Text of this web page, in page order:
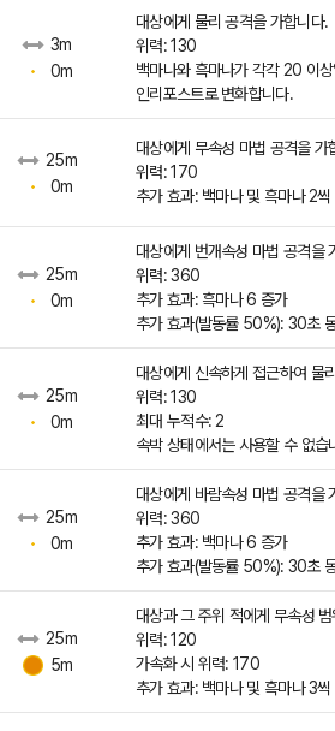
3m
0m
대상에게 물리 공격을 가합니다.
위력: 130
백마나와 흑마나가 각각 20 이
인리포스트로 변화합니다.
25m
0m
대상에게 무속성 마법 공격을 가
위력: 170
추가 효과: 백마나 및 흑마나 2씩
25m
0m
대상에게 번개속성 마법 공격을
위력: 360
추가 효과: 흑마나 6 증가
추가 효과(발동률 50%): 30초
25m
0m
대상에게 신속하게 접근하여 물
위력: 130
최대 누적수: 2
속박 상태에서는 사용할 수 없습
25m
0m
대상에게 바람속성 마법 공격을
위력: 360
추가 효과: 백마나 6 증가
추가 효과(발동률 50%): 30초
25m
5m
대상과 그 주위 적에게 무속성
위력: 120
가속화 시 위력: 170
추가 효과: 백마나 및 흑마나 3씩